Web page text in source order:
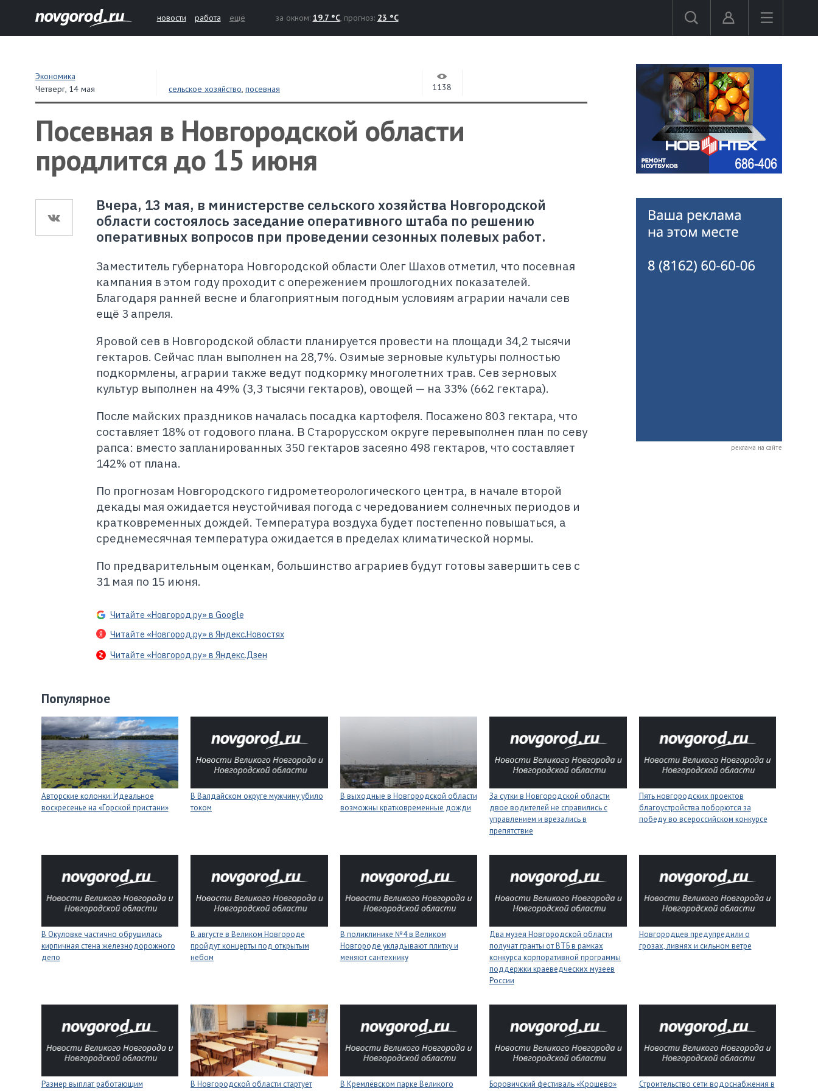
новости работа ещё за окном: 19.7 °C, прогноз: 23 °C
Экономика
Четверг, 14 мая сельское хозяйство,посевная 1138
Посевная в Новгородской области
продлится до 15 июня
Вчера, 13 мая, в министерстве сельского хозяйства Новгородской
области состоялось заседание оперативного штаба по решению
оперативных вопросов при проведении сезонных полевых работ.
Заместитель губернатора Новгородской области Олег Шахов отметил, что посевная
кампания в этом году проходит с опережением прошлогодних показателей.
Благодаря ранней весне и благоприятным погодным условиям аграрии начали сев
ещё 3 апреля.
Яровой сев в Новгородской области планируется провести на площади 34,2 тысячи
гектаров. Сейчас план выполнен на 28,7%. Озимые зерновые культуры полностью
подкормлены, аграрии также ведут подкормку многолетних трав. Сев зерновых
культур выполнен на 49% (3,3 тысячи гектаров), овощей — на 33% (662 гектара).
После майских праздников началась посадка картофеля. Посажено 803 гектара, что
составляет 18% от годового плана. В Старорусском округе перевыполнен план по севу
рапса: вместо запланированных 350 гектаров засеяно 498 гектаров, что составляет
142% от плана.
По прогнозам Новгородского гидрометеорологического центра, в начале второй
декады мая ожидается неустойчивая погода с чередованием солнечных периодов и
кратковременных дождей. Температура воздуха будет постепенно повышаться, а
среднемесячная температура ожидается в пределах климатической нормы.
По предварительным оценкам, большинство аграриев будут готовы завершить сев с
31 мая по 15 июня.
Читайте «Новгород.ру» в Google
Читайте «Новгород.ру» в Яндекс.Новостях
Читайте «Новгород.ру» в Яндекс.Дзен
реклама на сайте
Популярное
Авторские колонки: Идеальное
воскресенье на «Горской пристани»
В Валдайском округе мужчину убило
током
В выходные в Новгородской области
возможны кратковременные дожди
За сутки в Новгородской области
двое водителей не справились с
управлением и врезались в
препятствие
Пять новгородских проектов
благоустройства поборются за
победу во всероссийском конкурсе
В Окуловке частично обрушилась
кирпичная стена железнодорожного
депо
В августе в Великом Новгороде
пройдут концерты под открытым
небом
В поликлинике №4 в Великом
Новгороде укладывают плитку и
меняют сантехнику
Два музея Новгородской области
получат гранты от ВТБ в рамках
конкурса корпоративной программы
поддержки краеведческих музеев
России
Новгородцев предупредили о
грозах, ливнях и сильном ветре
Размер выплат работающим
В Новгородской области стартует
В Кремлёвском парке Великого
Боровичский фестиваль «Крошево»
Строительство сети водоснабжения в